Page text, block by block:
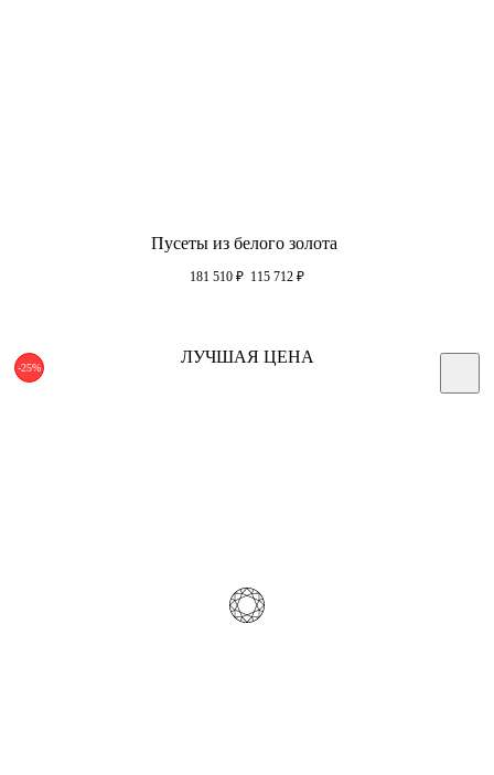
Пусеты из белого золота
181 510 ₽ 115 712 ₽
-25%
ЛУЧШАЯ ЦЕНА